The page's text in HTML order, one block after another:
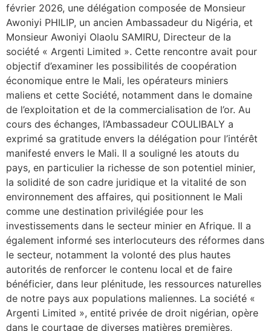
février 2026, une délégation composée de Monsieur
Awoniyi PHILIP, un ancien Ambassadeur du Nigéria, et
Monsieur Awoniyi Olaolu SAMIRU, Directeur de la
société « Argenti Limited ». Cette rencontre avait pour
objectif d’examiner les possibilités de coopération
économique entre le Mali, les opérateurs miniers
maliens et cette Société, notamment dans le domaine
de l’exploitation et de la commercialisation de l’or. Au
cours des échanges, l’Ambassadeur COULIBALY a
exprimé sa gratitude envers la délégation pour l’intérêt
manifesté envers le Mali. Il a souligné les atouts du
pays, en particulier la richesse de son potentiel minier,
la solidité de son cadre juridique et la vitalité de son
environnement des affaires, qui positionnent le Mali
comme une destination privilégiée pour les
investissements dans le secteur minier en Afrique. Il a
également informé ses interlocuteurs des réformes dans
le secteur, notamment la volonté des plus hautes
autorités de renforcer le contenu local et de faire
bénéficier, dans leur plénitude, les ressources naturelles
de notre pays aux populations maliennes. La société «
Argenti Limited », entité privée de droit nigérian, opère
dans le courtage de diverses matières premières,